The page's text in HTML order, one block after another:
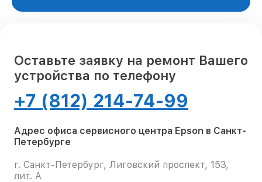
Оставьте заявку на ремонт Вашего
устройства по телефону
+7 (812) 214-74-99
Адрес офиса сервисного центра Epson в Санкт-
Петербурге
г. Санкт-Петербург, Лиговский проспект, 153,
лит. А